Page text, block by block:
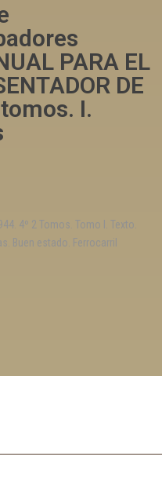
PARA EL
DE
I.
4º 2 Tomos. Tomo I. Texto.
Buen estado. Ferrocarril